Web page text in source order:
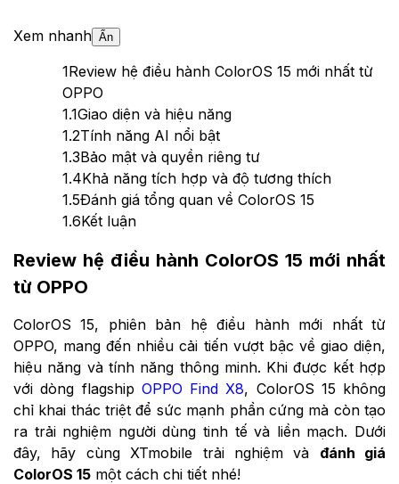
Xem nhanh Ẩn
1Review hệ điều hành ColorOS 15 mới nhất từ
OPPO
1.1Giao diện và hiệu năng
1.2Tính năng AI nổi bật
1.3Bảo mật và quyền riêng tư
1.4Khả năng tích hợp và độ tương thích
1.5Đánh giá tổng quan về ColorOS 15
1.6Kết luận
Review hệ điều hành ColorOS 15 mới nhất
từ OPPO
ColorOS 15, phiên bản hệ điều hành mới nhất từ
OPPO, mang đến nhiều cải tiến vượt bậc về giao diện,
hiệu năng và tính năng thông minh. Khi được kết hợp
với dòng flagship OPPO Find X8, ColorOS 15 không
chỉ khai thác triệt để sức mạnh phần cứng mà còn tạo
ra trải nghiệm người dùng tinh tế và liền mạch. Dưới
đây, hãy cùng XTmobile trải nghiệm và đánh giá
ColorOS 15 một cách chi tiết nhé!